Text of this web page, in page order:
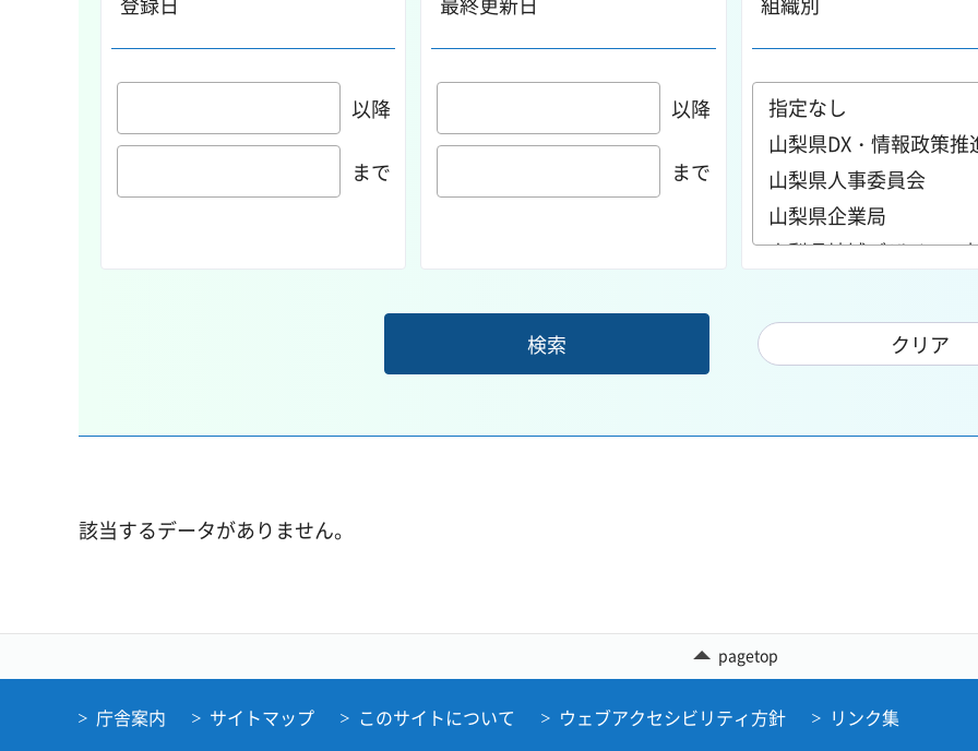
以降
まで
以降
まで
該当するデータがありません。
pagetop
庁舎案内 サイトマップ このサイトについて ウェブアクセシビリティ方針 リンク集